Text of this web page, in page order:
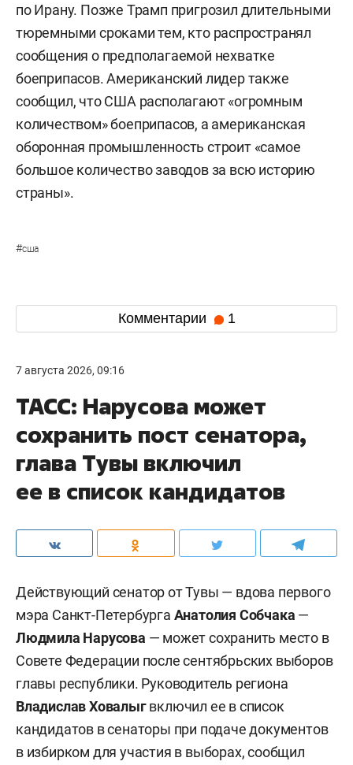
по Ирану. Позже Трамп пригрозил длительными
тюремными сроками тем, кто распространял
сообщения о предполагаемой нехватке
боеприпасов. Американский лидер также
сообщил, что США располагают «огромным
количеством» боеприпасов, а американская
оборонная промышленность строит «самое
большое количество заводов за всю историю
страны».
#сша
Комментарии 1
7 августа 2026, 09:16
ТАСС: Нарусова может
сохранить пост сенатора,
глава Тувы включил
ее в список кандидатов
Действующий сенатор от Тувы — вдова первого
мэра Санкт-Петербурга Анатолия Собчака —
Людмила Нарусова — может сохранить место в
Совете Федерации после сентябрьских выборов
главы республики. Руководитель региона
Владислав Ховалыгвключил ее в список
кандидатов в сенаторы при подаче документов
в избирком для участия в выборах, сообщил